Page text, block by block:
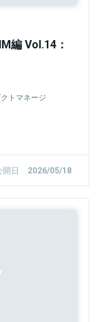
編 Vol.14：
トマネージ
開日 2026/05/18